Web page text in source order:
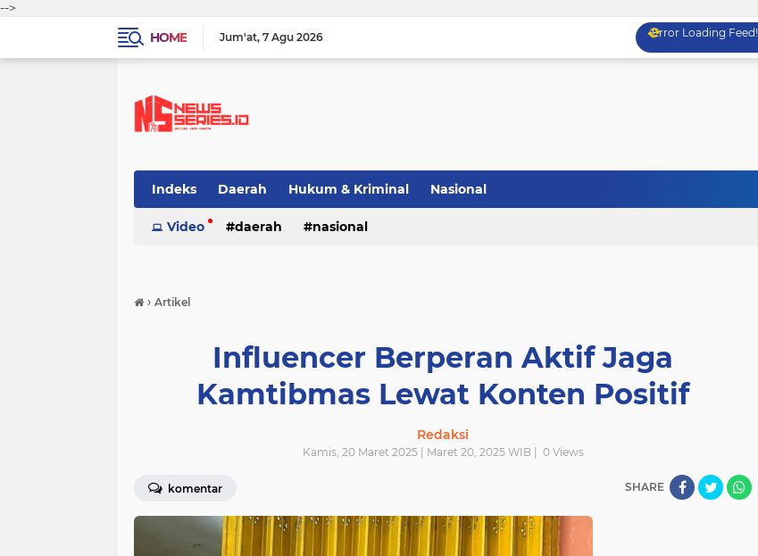
-->
HOME
Jum'at 7 Agu 2026 Error Loading Feed!
Indeks Daerah Hukum & Kriminal Nasional
Video daerah nasional
› Artikel
Influencer Berperan Aktif Jaga
Kamtibmas Lewat Konten Positif
Redaksi
Kamis, 20 Maret 2025 | Maret 20, 2025 WIB | 0Views
komentar SHARE